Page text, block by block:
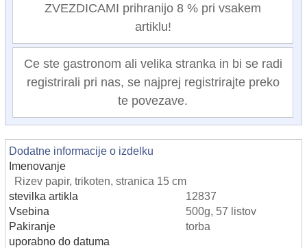
ZVEZDICAMI prihranijo 8 % pri vsakem
artiklu!
Ce ste gastronom ali velika stranka in bi se radi
registrirali pri nas, se najprej registrirajte preko
te povezave.
Dodatne informacije o izdelku
Imenovanje
Rizev papir, trikoten, stranica 15 cm
stevilka artikla
12837
Vsebina
500g, 57 listov
Pakiranje
torba
uporabno do datuma